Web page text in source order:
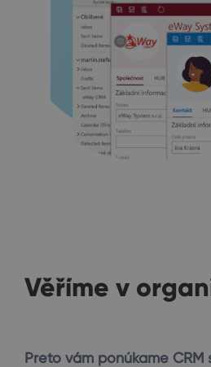
Věříme v
Preto vám ponúkame CRM